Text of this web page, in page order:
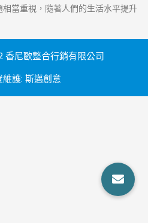
當重視，隨著人們的生活水平提升
香尼歐整合行銷有限公司
維護: 斯邁創意